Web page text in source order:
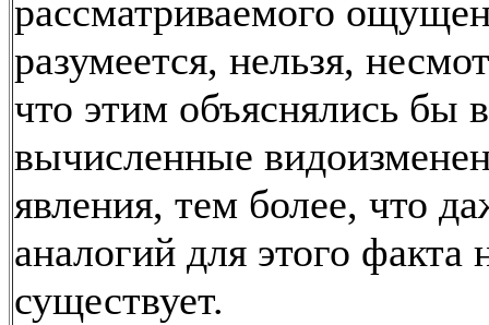
рассматриваемого
разумеется, нельзя,
что этим объяснялись бы
вычисленные
явления, тем более, что
аналогий для этого факта
существует.